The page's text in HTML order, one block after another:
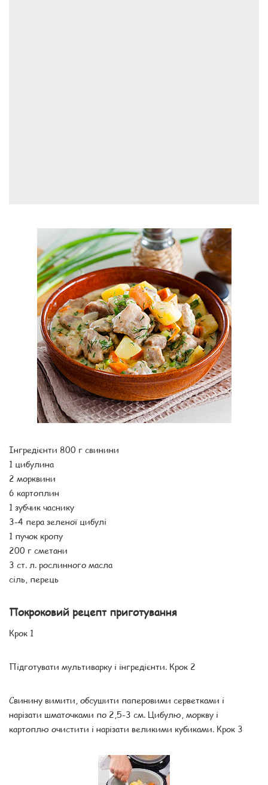
Інгредієнти 800 г свинини
1 цибулина
2 морквини
6 картоплин
1 зубчик часнику
3-4 пера зеленої цибулі
1 пучок кропу
200 г сметани
3 ст. л. рослинного масла
сіль, перець
Покроковий рецепт приготування
Крок 1
Підготувати мультиварку і інгредієнти. Крок 2
Свинину вимити, обсушити паперовими серветками і
нарізати шматочками по 2,5-3 см. Цибулю, моркву і
картоплю очистити і нарізати великими кубиками. Крок 3